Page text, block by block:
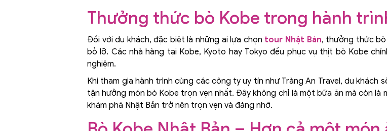
Thưởng thức bò Kobe trong hành
Đối với du khách, đặc biệt là những ai lựa chọn tour Nhật Bản, thưởng thức bò
bỏ lỡ. Các nhà hàng tại Kobe, Kyoto hay Tokyo đều phục vụ thịt bò Kobe
nghiệm.
Khi tham gia hành trình cùng các công ty uy tín như Tràng An Travel, du
tận hưởng món bò Kobe trọn vẹn nhất. Đây không chỉ là một bữa ăn mà còn
khám phá Nhật Bản trở nên trọn vẹn và đáng nhớ.